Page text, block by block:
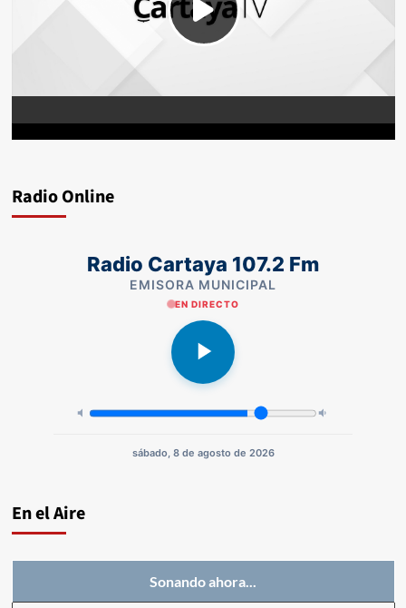
Radio Online
Radio Cartaya 107.2 Fm
EMISORA MUNICIPAL
EN DIRECTO
sábado, 8 de agosto de 2026
En el Aire
Sonando ahora...